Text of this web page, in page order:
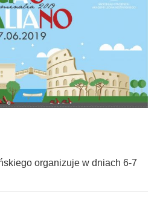
organizuje w dniach 6-7